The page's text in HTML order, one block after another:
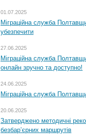
01.07.2025
Міграційна служба
убезпечити
27.06.2025
Міграційна служба
онлайн зручно та доступно!
24.06.2025
Міграційна служба
20.06.2025
Затверджено методичні
безбар’єрних маршрутів